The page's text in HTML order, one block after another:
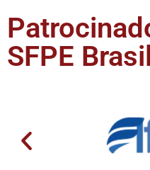
SFPE Brasil